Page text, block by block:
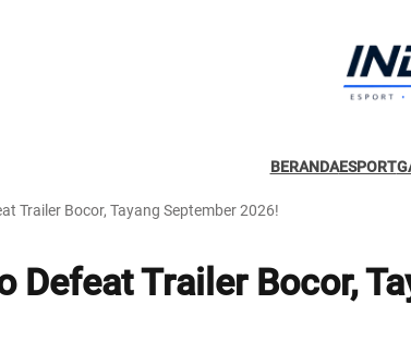
BERANDAESPORT
Trailer Bocor, Tayang September 2026!
Defeat Trailer Bocor,